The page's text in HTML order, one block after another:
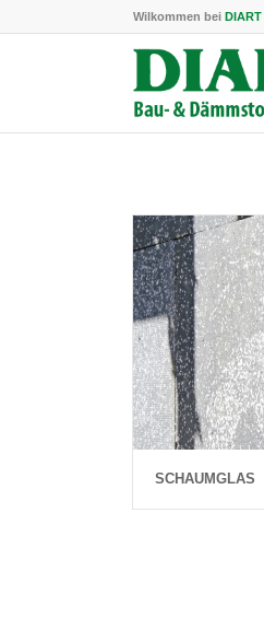
Wilkommen bei DIART
SCHAUMGLAS